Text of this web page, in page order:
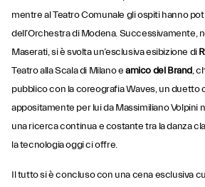
mentre al Teatro Comunale gli ospiti hanno
dell’Orchestra di Modena. Successivamente,
Maserati, si è svolta un’esclusiva esibizione di
Teatro alla Scala di Milano eamico del Brand,
pubblico con la coreografia Waves, un duetto
appositamente per lui da Massimiliano Volpini
una ricerca continua e costante tra la danza
la tecnologia oggi ci offre.
Il tutto si è concluso con una cena esclusiva